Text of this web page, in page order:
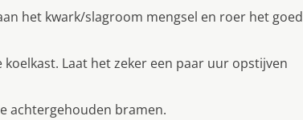
het kwark/slagroom mengsel en roer het goed
Laat het zeker een paar uur opstijven
achtergehouden bramen.